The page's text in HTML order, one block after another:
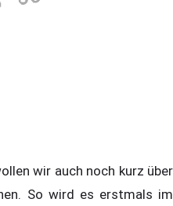
wir auch noch kurz über
So wird es erstmals im